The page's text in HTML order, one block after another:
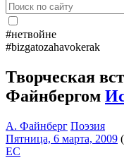
#нетвойне
#bizgatozahavokerak
Творческая
Файнбергом
А. Файнберг Поэзия
Пятница, 6 марта, 2009
EC